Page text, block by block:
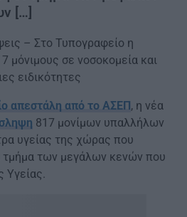
[…]
– Στο Τυπογραφείο η
μόνιμους σε νοσοκομεία και
ειδικότητες
απεστάλη από το ΑΣΕΠ, η νέα
817 μονίμων υπαλλήλων
υγείας της χώρας που
τμήμα των μεγάλων κενών που
Υγείας.